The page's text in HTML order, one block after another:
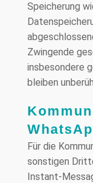
Speicherung
Zwingende
insbesondere
bleiben
Für die
sonstigen
Instant-